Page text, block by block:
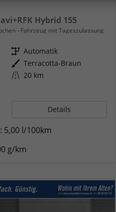
Hybrid 155
Fahrzeug mit Tageszulassung
Getriebe Automatik
Außenfarbe Terracotta-Braun
Kilometerstand 20 km
Details
5,00 l/100km
g/km